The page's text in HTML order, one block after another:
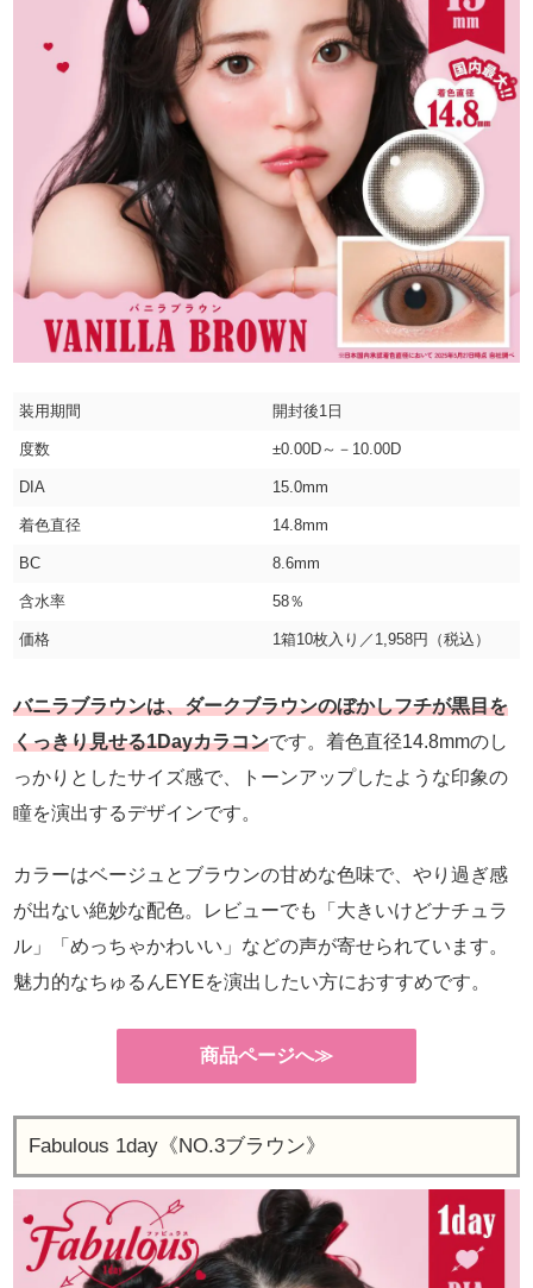
装用期間 開封後1日
度数 ±0.00D～－10.00D
DIA 15.0mm
着色直径 14.8mm
BC 8.6mm
含水率 58％
価格 1箱10枚入り／1,958円（税込）
バニラブラウンは、ダークブラウンのぼかしフチが黒目を
くっきり見せる1Dayカラコンです。着色直径14.8mmのし
っかりとしたサイズ感で、トーンアップしたような印象の
瞳を演出するデザインです。
カラーはベージュとブラウンの甘めな色味で、やり過ぎ感
が出ない絶妙な配色。レビューでも「大きいけどナチュラ
ル」「めっちゃかわいい」などの声が寄せられています。
魅力的なちゅるんEYEを演出したい方におすすめです。
商品ページへ≫
Fabulous 1day《NO.3ブラウン》